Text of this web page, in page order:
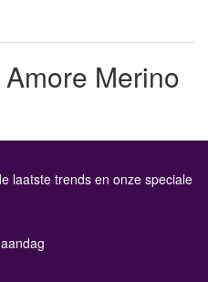
Merino
laatste trends en onze speciale